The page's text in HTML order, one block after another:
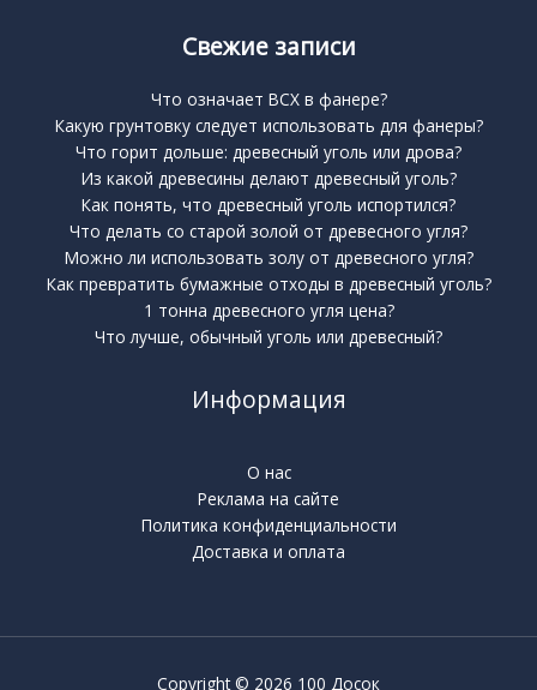
Свежие записи
Что означает BCX в фанере?
Какую грунтовку следует использовать для фанеры?
Что горит дольше: древесный уголь или дрова?
Из какой древесины делают древесный уголь?
Как понять, что древесный уголь испортился?
Что делать со старой золой от древесного угля?
Можно ли использовать золу от древесного угля?
Как превратить бумажные отходы в древесный уголь?
1 тонна древесного угля цена?
Что лучше, обычный уголь или древесный?
Информация
О нас
Реклама на сайте
Политика конфиденциальности
Доставка и оплата
Copyright © 2026 100 Досок